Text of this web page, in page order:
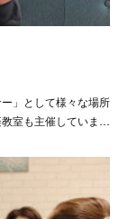
」として様々な場所
室も主催していま…